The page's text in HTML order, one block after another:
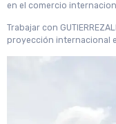
en el comercio
Trabajar con
proyección internacional